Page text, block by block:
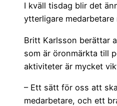
I kväll tisdag blir det
ytterligare medarbetare
Britt Karlsson berättar
som är öronmärkta till
aktiviteter är mycket
– Ett sätt för oss att
medarbetare, och ett